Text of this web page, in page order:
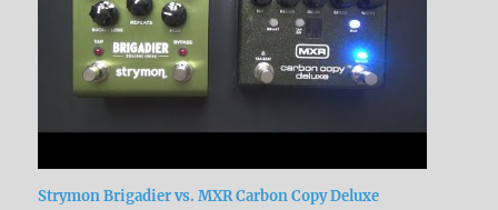
Strymon Brigadier vs. MXR Carbon Copy Deluxe